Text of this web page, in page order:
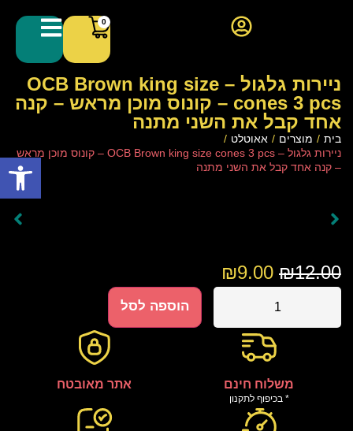
0
ניירות גלגול – OCB Brown king size
cones 3 pcs – קונוס מוכן מראש – קנה
אחד קבל את השני מתנה
בית / מוצרים / אאוטלט /
ניירות גלגול – OCB Brown king size cones 3 pcs – קונוס מוכן מראש
– קנה אחד קבל את השני מתנה
₪12.00
₪9.00
הוספה לסל
משלוח חינם
* בכיפוף לתקנון
אתר מאובטח
פתח